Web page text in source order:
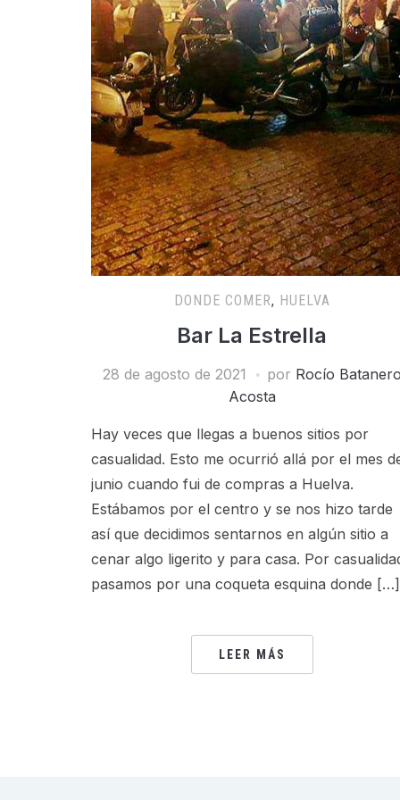
DONDE COMER, HUELVA
Bar La Estrella
28 de agosto de 2021 por Rocío
Acosta
Hay veces que llegas a buenos sitios por
casualidad. Esto me ocurrió allá por el mes
junio cuando fui de compras a Huelva.
Estábamos por el centro y se nos hizo tarde
así que decidimos sentarnos en algún sitio a
cenar algo ligerito y para casa. Por
pasamos por una coqueta esquina donde […]
LEER MÁS